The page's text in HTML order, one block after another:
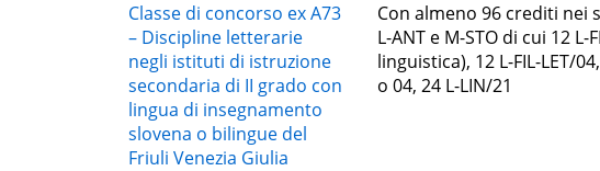
Classe di concorso ex A73
– Discipline letterarie
negli istituti di istruzione
secondaria di II grado con
lingua di insegnamento
slovena o bilingue del
Friuli Venezia Giulia
Con almeno 96 crediti nei
L-ANT e M-STO di cui 12 L-
linguistica), 12 L-FIL-LET/
o 04, 24 L-LIN/21